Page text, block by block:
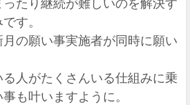
たり継続が難しいのを解決す
す。
月の願い事実施者が同時に願い
人がたくさんいる仕組みに乗
も叶いますように。